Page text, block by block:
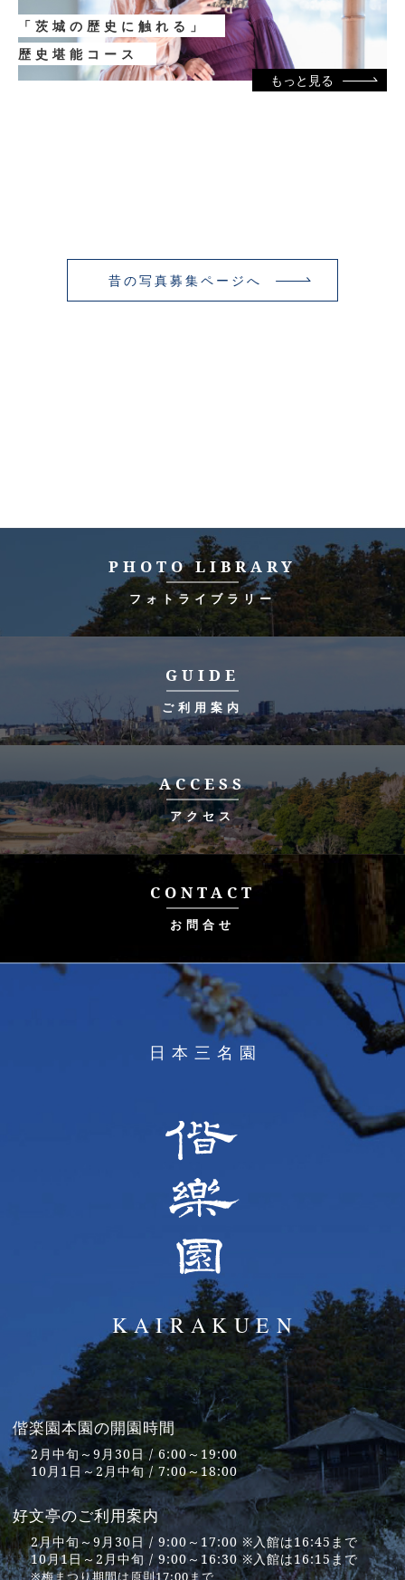
「茨城の歴史に触れる」
歴史堪能コース
もっと見る
昔の写真募集ページへ
PHOTO LIBRARY
フォトライブラリー
GUIDE
ご利用案内
ACCESS
アクセス
CONTACT
お問合せ
偕楽園本園の開園時間
2月中旬～9月30日 / 6:00～19:00
10月1日～2月中旬 / 7:00～18:00
好文亭のご利用案内
2月中旬～9月30日 / 9:00～17:00 ※入館は16:45まで
10月1日～2月中旬 / 9:00～16:30 ※入館は16:15まで
※梅まつり期間は原則17:00まで